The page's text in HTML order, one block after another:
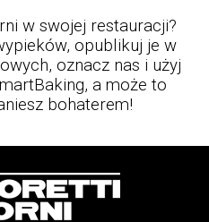
w swojej restauracji?
opublikuj je w
oznacz nas i użyj
a może to
bohaterem!